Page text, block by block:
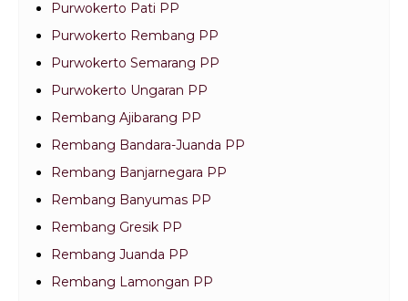
Purwokerto Pati PP
Purwokerto Rembang PP
Purwokerto Semarang PP
Purwokerto Ungaran PP
Rembang Ajibarang PP
Rembang Bandara-Juanda PP
Rembang Banjarnegara PP
Rembang Banyumas PP
Rembang Gresik PP
Rembang Juanda PP
Rembang Lamongan PP